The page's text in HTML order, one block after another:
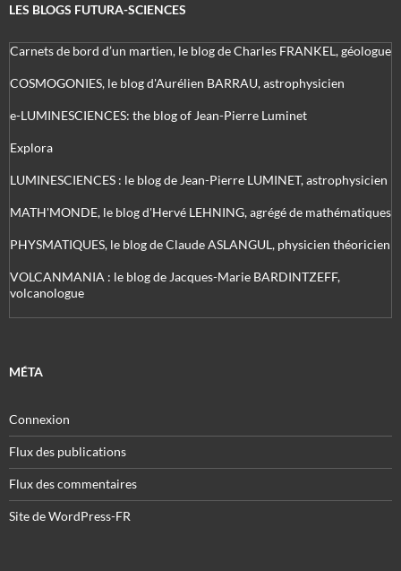
LES BLOGS FUTURA-SCIENCES
Carnets de bord d’un martien, le blog de Charles FRANKEL, géologue
COSMOGONIES, le blog d'Aurélien BARRAU, astrophysicien
e-LUMINESCIENCES: the blog of Jean-Pierre Luminet
Explora
LUMINESCIENCES : le blog de Jean-Pierre LUMINET, astrophysicien
MATH'MONDE, le blog d'Hervé LEHNING, agrégé de mathématiques
PHYSMATIQUES, le blog de Claude ASLANGUL, physicien théoricien
VOLCANMANIA : le blog de Jacques-Marie BARDINTZEFF,
volcanologue
MÉTA
Connexion
Flux des publications
Flux des commentaires
Site de WordPress-FR